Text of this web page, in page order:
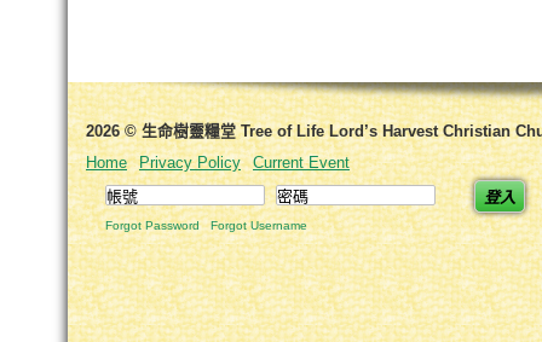
2026 © 生命樹靈糧堂 Tree of Life Lord’s Harvest Christian
Home
Privacy Policy
Current Event
登入
Forgot Password Forgot Username